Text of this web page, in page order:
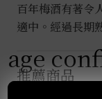
百年梅酒有著令
適中。經過長期
推薦商品
age